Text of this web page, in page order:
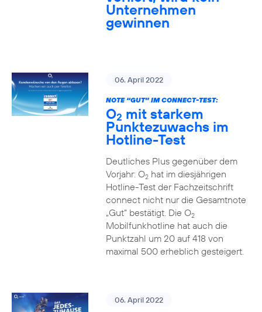
Unternehmen
gewinnen
06. April 2022
NOTE “GUT” IM CONNECT-TEST:
O2 mit starkem
Punktezuwachs im
Hotline-Test
Deutliches Plus gegenüber dem
Vorjahr: O2hat im diesjährigen
Hotline-Test der Fachzeitschrift
connect nicht nur die Gesamtnote
„Gut“ bestätigt. Die O2
Mobilfunkhotline hat auch die
Punktzahl um 20 auf 418 von
maximal 500 erheblich gesteigert.
06. April 2022